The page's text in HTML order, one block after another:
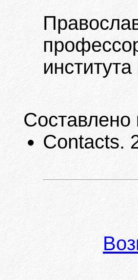
Составлено
Contacts.